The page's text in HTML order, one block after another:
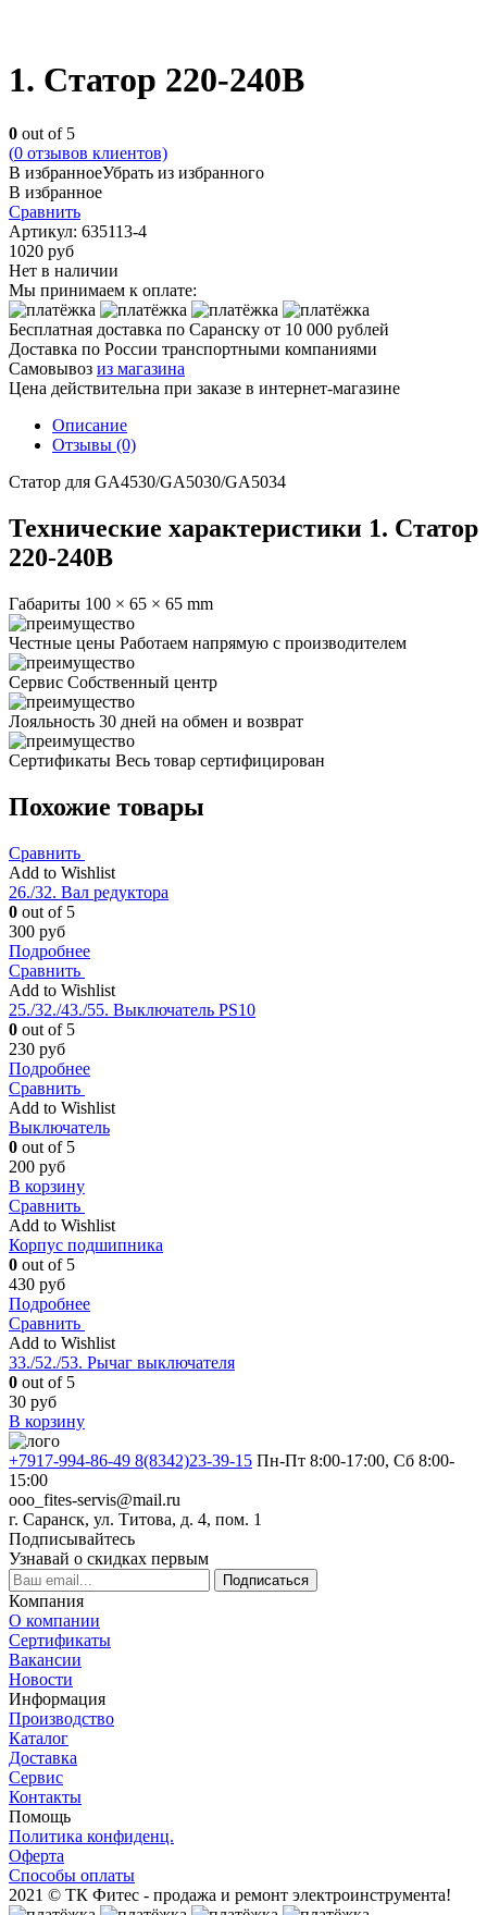
1. Статор 220-240В
0 out of 5
(0 отзывов клиентов)
В избранноеУбрать из избранного
В избранное
Сравнить
Артикул: 635113-4
1020 руб
Нет в наличии
Мы принимаем к оплате:
Бесплатная доставка по Саранску от 10 000 рублей
Доставка по России транспортными компаниями
Самовывоз из магазина
Цена действительна при заказе в интернет-магазине
Описание
Отзывы (0)
Статор для GA4530/GA5030/GA5034
Технические характеристики 1. Статор
220-240В
Габариты 100 × 65 × 65 mm
Честные цены Работаем напрямую с производителем
Сервис Собственный центр
Лояльность 30 дней на обмен и возврат
Сертификаты Весь товар сертифицирован
Похожие товары
Сравнить
Add to Wishlist
26./32. Вал редуктора
0 out of 5
300 руб
Подробнее
Сравнить
Add to Wishlist
25./32./43./55. Выключатель PS10
0 out of 5
230 руб
Подробнее
Сравнить
Add to Wishlist
Выключатель
0 out of 5
200 руб
В корзину
Сравнить
Add to Wishlist
Корпус подшипника
0 out of 5
430 руб
Подробнее
Сравнить
Add to Wishlist
33./52./53. Рычаг выключателя
0 out of 5
30 руб
В корзину
+7917-994-86-49 8(8342)23-39-15 Пн-Пт 8:00-17:00, Сб 8:00-
15:00
ooo_fites-servis@mail.ru
г. Саранск, ул. Титова, д. 4, пом. 1
Подписывайтесь
Узнавай о скидках первым
Подписаться
Компания
О компании
Сертификаты
Вакансии
Новости
Информация
Производство
Каталог
Доставка
Сервис
Контакты
Помощь
Политика конфиденц.
Оферта
Способы оплаты
2021 © ТК Фитес - продажа и ремонт электроинструмента!